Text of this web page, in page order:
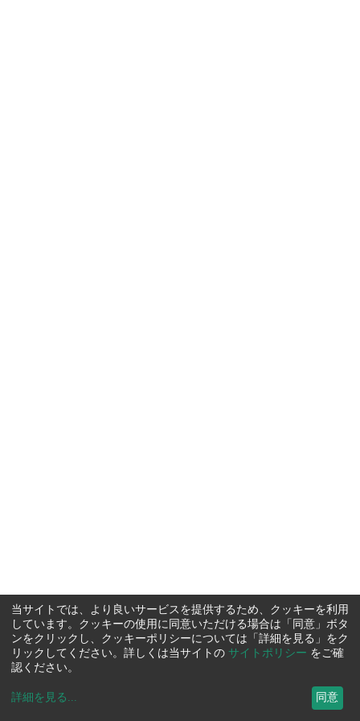
当サイトでは、より良いサービスを提供するため、クッキーを利用
しています。クッキーの使用に同意いただける場合は「同意」ボタ
ンをクリックし、クッキーポリシーについては「詳細を見る」をク
リックしてください。詳しくは当サイトの サイトポリシー をご確
認ください。
詳細を見る ... 同意